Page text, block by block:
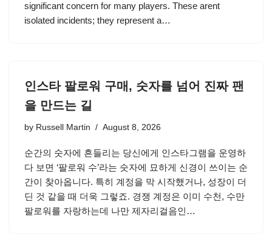
significant concern for many players. These arent
isolated incidents; they represent a…
인스타 팔로워 구매, 숫자를 넘어 진짜 팬
을 만드는 길
by Russell Martin August 8, 2026
순간의 숫자에 흔들리는 당신에게 인스타그램을 운영하
다 보면 ‘팔로워 수’라는 숫자에 묘하게 신경이 쓰이는 순
간이 찾아옵니다. 특히 계정을 막 시작했거나, 성장이 더
딘 것 같을 때 더욱 그렇죠. 경쟁 계정은 이미 수천, 수만
팔로워를 자랑하는데 나만 제자리걸음인…